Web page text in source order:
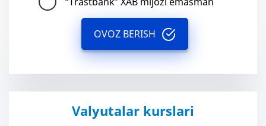
OVOZ BERISH
Valyutalar kurslari